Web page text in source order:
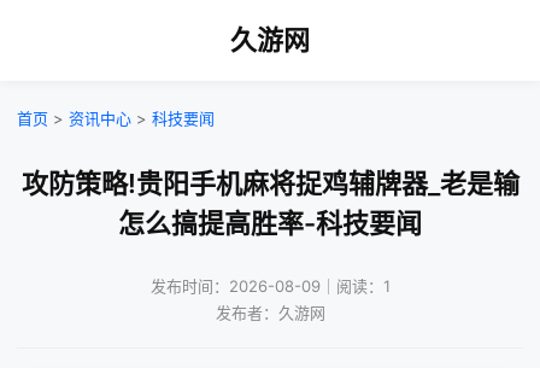
久游网
首页 > 资讯中心 > 科技要闻
攻防策略!贵阳手机麻将捉鸡辅牌器_老是输
怎么搞提高胜率-科技要闻
发布时间：2026-08-09｜阅读：1
发布者：久游网